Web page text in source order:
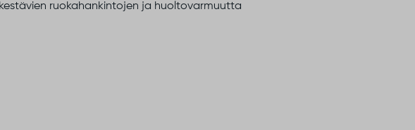
ruokahankintojen ja huoltovarmuutta